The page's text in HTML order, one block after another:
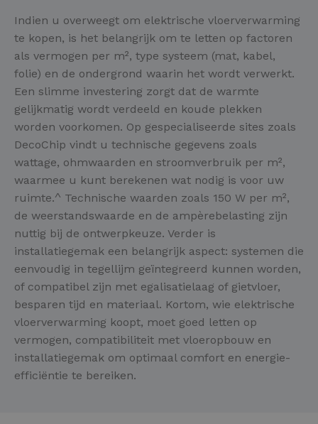
Indien u overweegt om elektrische vloerverwarming
te kopen, is het belangrijk om te letten op factoren
als vermogen per m², type systeem (mat, kabel,
folie) en de ondergrond waarin het wordt verwerkt.
Een slimme investering zorgt dat de warmte
gelijkmatig wordt verdeeld en koude plekken
worden voorkomen. Op gespecialiseerde sites zoals
DecoChip vindt u technische gegevens zoals
wattage, ohmwaarden en stroomverbruik per m²,
waarmee u kunt berekenen wat nodig is voor uw
ruimte.^ Technische waarden zoals 150 W per m²,
de weerstandswaarde en de ampèrebelasting zijn
nuttig bij de ontwerpkeuze. Verder is
installatiegemak een belangrijk aspect: systemen die
eenvoudig in tegellijm geïntegreerd kunnen worden,
of compatibel zijn met egalisatielaag of gietvloer,
besparen tijd en materiaal. Kortom, wie elektrische
vloerverwarming koopt, moet goed letten op
vermogen, compatibiliteit met vloeropbouw en
installatiegemak om optimaal comfort en energie-
efficiëntie te bereiken.